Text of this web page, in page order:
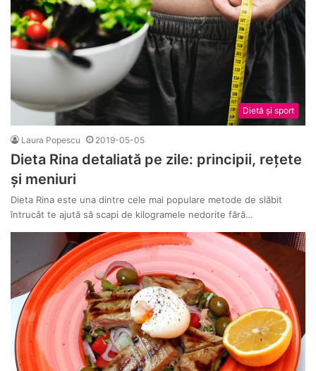
Dietă și sport
Laura Popescu 2019-05-05
Dieta Rina detaliată pe zile: principii, rețete
și meniuri
Dieta Rina este una dintre cele mai populare metode de slăbit
întrucât te ajută să scapi de kilogramele nedorite fără…